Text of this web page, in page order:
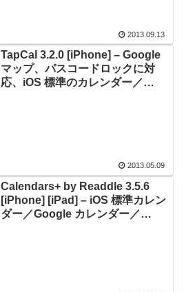
2013.09.13
TapCal 3.2.0 [iPhone] – Google
マップ、パスコードロックに対
応、iOS 標準のカレンダー／
2013.05.09
Calendars+ by Readdle 3.5.6
[iPhone] [iPad] – iOS 標準カレン
ダー／Google カレンダー／